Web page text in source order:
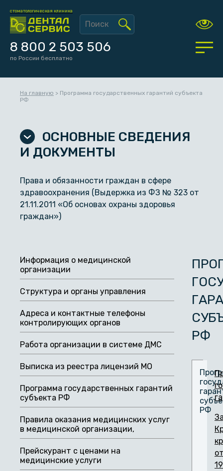
стоматологическая клиника
8 800 2 503 506
по России бесплатно
На главную > Программа государственных гарантий субъекта
РФ
ОСНОВНЫЕ СВЕДЕНИЯ
И ДОКУМЕНТЫ
Права и обязанности граждан в сфере
здравоохранения (Выдержка из ФЗ № 323 от
21.11.2011 «Об основах охраны здоровья
граждан»)
Информация о медицинской
организации
Структура и органы управления
Адреса и контактные телефоны
контролирующих органов
Работа организации в системе ДМС
Выписка из реестра лицензий МО
Программа государственных гарантий
субъекта РФ
Правила оказания медицинских услуг
в медицинской организации,
Прейскурант с ценами на
медицинские услуги
РФ
РФ